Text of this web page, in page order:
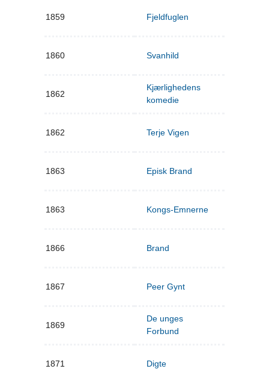
1859 Fjeldfuglen
1860 Svanhild
1862
Kjærlighedens
komedie
1862 Terje Vigen
1863 Episk Brand
1863 Kongs-Emnerne
1866 Brand
1867 Peer Gynt
1869
De unges
Forbund
1871 Digte